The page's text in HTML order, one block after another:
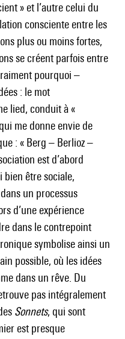
» et l’autre celui du
consciente entre les
plus ou moins fortes,
se créent parfois entre
pourquoi –
: le mot
lied, conduit à «
me donne envie de
: « Berg – Berlioz –
est d’abord
bien être sociale,
un processus
d’une expérience
dans le contrepoint
symbolise ainsi un
possible, où les idées
dans un rêve. Du
pas intégralement
Sonnets, qui sont
est presque